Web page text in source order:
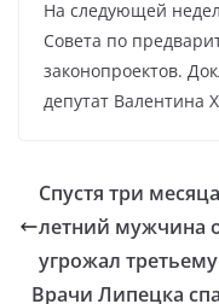
На следующей
Совета по
законопроектов.
депутат Валентина
Спустя три
летний мужчина
угрожал третьему
Врачи Липецка